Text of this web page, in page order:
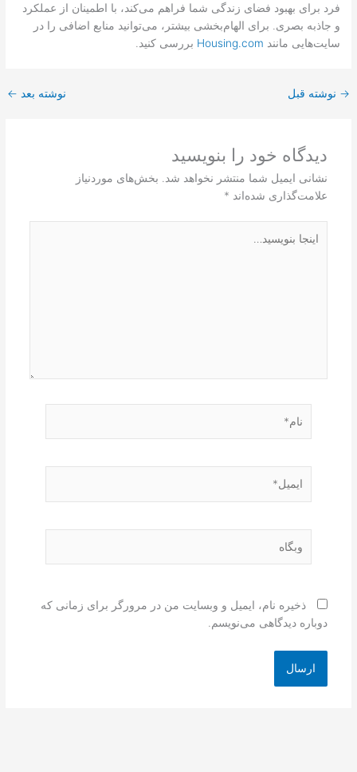
فرد برای بهبود فضای زندگی شما فراهم می‌کند، با اطمینان از عملکرد
و جاذبه بصری. برای الهام‌بخشی بیشتر، می‌توانید منابع اضافی را در
سایت‌هایی مانند Housing.com بررسی کنید.
→ نوشته قبل نوشته بعد ←
دیدگاه‌ خود را بنویسید
نشانی ایمیل شما منتشر نخواهد شد. بخش‌های موردنیاز
علامت‌گذاری شده‌اند *
بنویسید…
ذخیره نام، ایمیل و وبسایت من در مرورگر برای زمانی که
دوباره دیدگاهی می‌نویسم.